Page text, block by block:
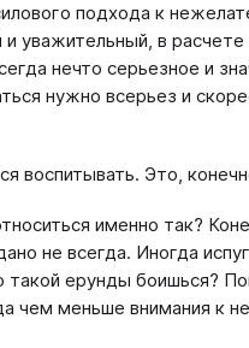
подхода к
в
нечто серьезное и
нужно всерьез и
воспитывать. Это,
именно так?
не всегда. Иногда
такой ерунды боишься?
чем меньше внимания к